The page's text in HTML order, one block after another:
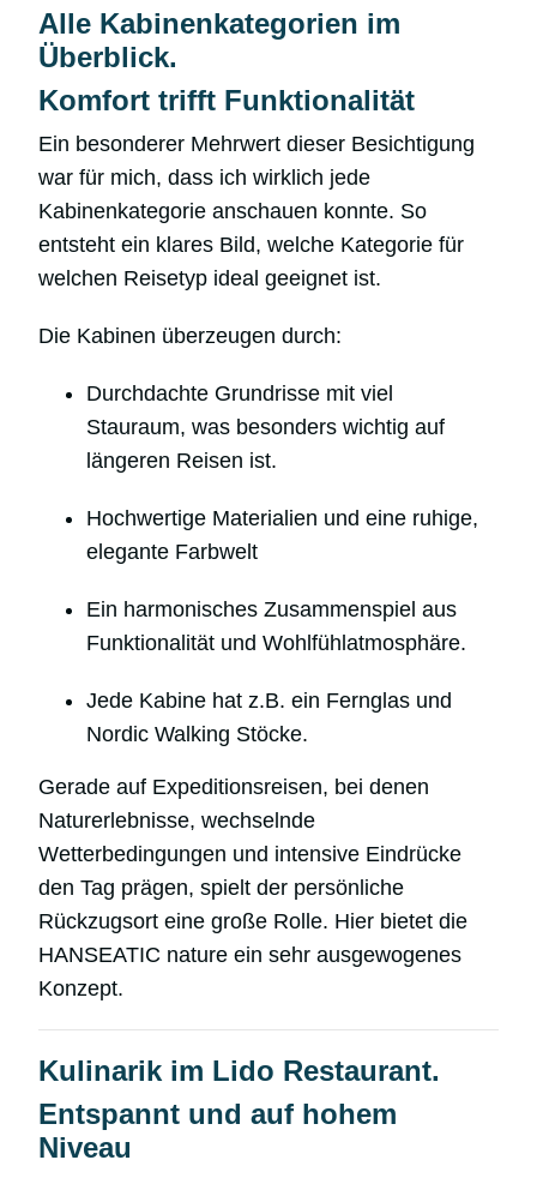
Alle Kabinenkategorien im
Überblick.
Komfort trifft Funktionalität
Ein besonderer Mehrwert dieser Besichtigung
war für mich, dass ich wirklich jede
Kabinenkategorie anschauen konnte. So
entsteht ein klares Bild, welche Kategorie für
welchen Reisetyp ideal geeignet ist.
Die Kabinen überzeugen durch:
Durchdachte Grundrisse mit viel
Stauraum, was besonders wichtig auf
längeren Reisen ist.
Hochwertige Materialien und eine ruhige,
elegante Farbwelt
Ein harmonisches Zusammenspiel aus
Funktionalität und Wohlfühlatmosphäre.
Jede Kabine hat z.B. ein Fernglas und
Nordic Walking Stöcke.
Gerade auf Expeditionsreisen, bei denen
Naturerlebnisse, wechselnde
Wetterbedingungen und intensive Eindrücke
den Tag prägen, spielt der persönliche
Rückzugsort eine große Rolle. Hier bietet die
HANSEATIC nature ein sehr ausgewogenes
Konzept.
Kulinarik im Lido Restaurant.
Entspannt und auf hohem
Niveau